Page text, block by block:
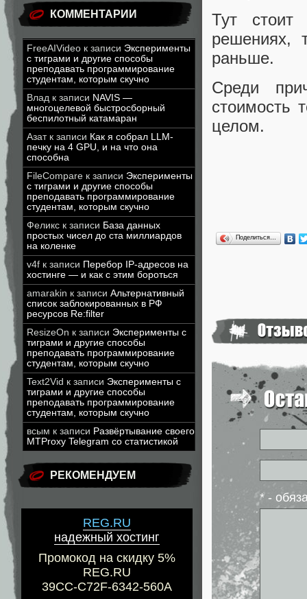
КОММЕНТАРИИ
FreeAIVideo к записи Эксперименты
с тиграми и другие способы
преподавать программирование
студентам, которым скучно
Влад к записи NAVIS —
многоцелевой быстросборный
беспилотный катамаран
Азатк записи Как я собрал LLM-
печку на 4 GPU, и на что она
способна
FileCompare к записи Эксперименты
с тиграми и другие способы
преподавать программирование
студентам, которым скучно
Феликс к записи База данных
простых чисел до ста миллиардов
на коленке
v4f к записи Перебор IP-адресов на
хостинге — и как с этим бороться
amarakin к записи Альтернативный
список заблокированных в РФ
ресурсов Re:filter
ResizeOn к записи Эксперименты с
тиграми и другие способы
преподавать программирование
студентам, которым скучно
Text2Vid к записи Эксперименты с
тиграми и другие способы
преподавать программирование
студентам, которым скучно
всым к записи Развёртывание своего
MTProxy Telegram со статистикой
РЕКОМЕНДУЕМ
REG.RU
надежный хостинг
Промокод на скидку 5%
REG.RU
39CC-C72F-6342-560A
Тут стоит
решениях,
раньше.
Среди
стоимость
целом.
Поделиться…
* -